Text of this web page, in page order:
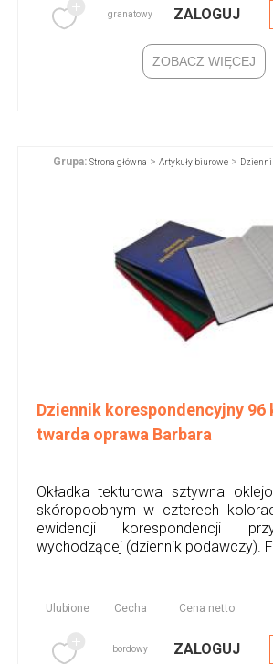
granatowy ZALOGUJ
ZOBACZ WIĘCEJ
Grupa: Strona główna > Artykuły biurowe>
Dziennik korespondencyjny 96
twarda oprawa Barbara
Okładka tekturowa sztywna
skóropoobnym w czterech
ewidencji korespondencji
wychodzącej (dziennik podawczy).
Ulubione Cecha Cena netto
bordowy ZALOGUJ